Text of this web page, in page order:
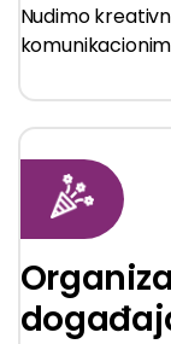
Nudimo